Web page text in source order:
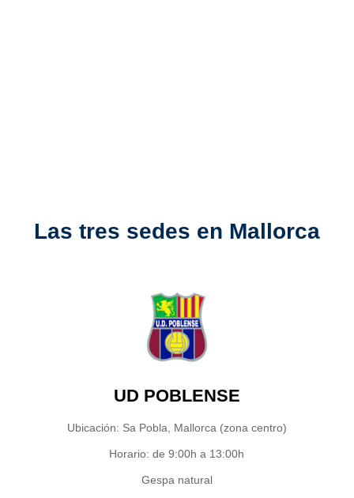
Las tres sedes en Mallorca
UD POBLENSE
Ubicación: Sa Pobla, Mallorca (zona centro)
Horario: de 9:00h a 13:00h
Gespa natural